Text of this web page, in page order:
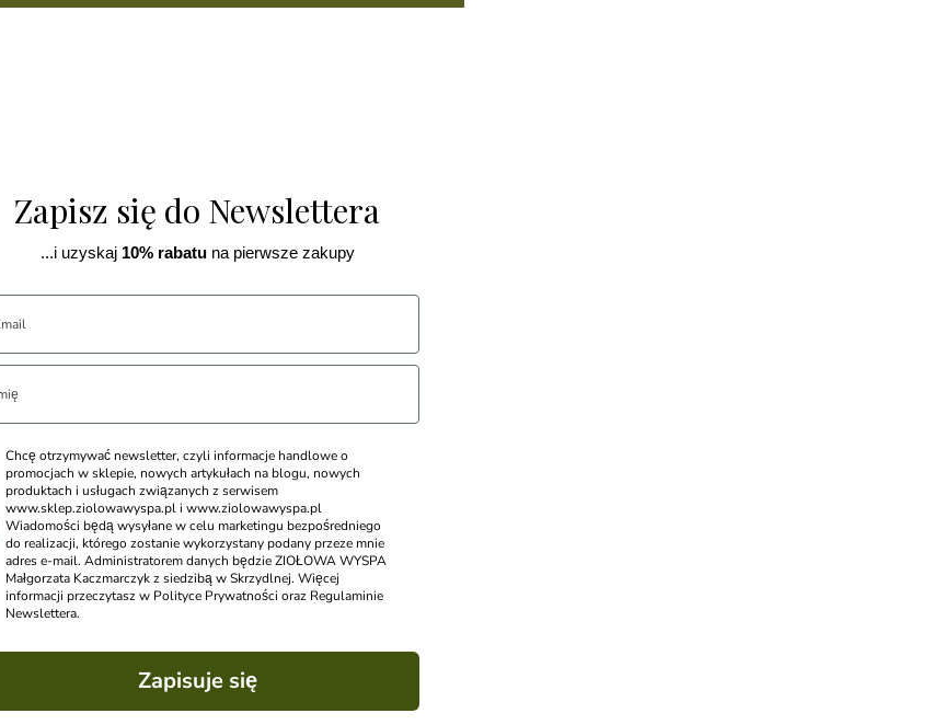
Zapisz się do Newslettera
...i uzyskaj10% rabatuna pierwsze zakupy
Chcę otrzymywać newsletter, czyli informacje handlowe o
promocjach w sklepie, nowych artykułach na blogu, nowych
produktach i usługach związanych z serwisem
www.sklep.ziolowawyspa.pl i www.ziolowawyspa.pl
Wiadomości będą wysyłane w celu marketingu bezpośredniego
do realizacji, którego zostanie wykorzystany podany przeze mnie
adres e-mail. Administratorem danych będzie ZIOŁOWA WYSPA
Małgorzata Kaczmarczyk z siedzibą w Skrzydlnej. Więcej
informacji przeczytasz w Polityce Prywatności oraz Regulaminie
Newslettera.
Zapisuje się